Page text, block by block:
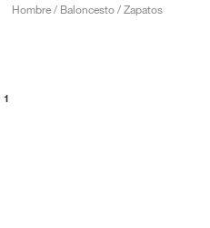
Hombre / Baloncesto / Zapatos
1